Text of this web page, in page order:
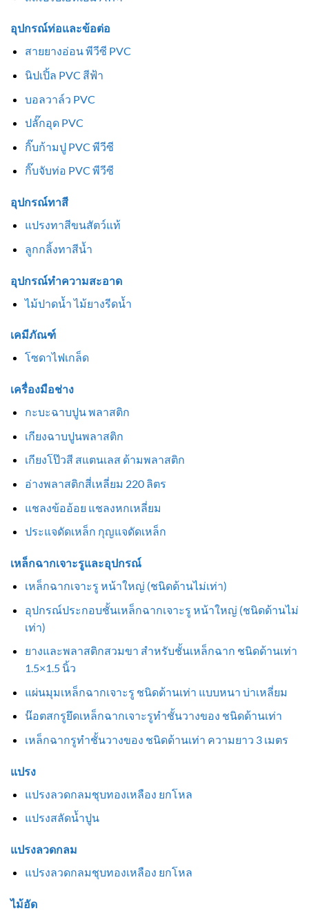
อุปกรณ์ท่อและข้อต่อ
สายยางอ่อน พีวีซี PVC
นิปเปิ้ล PVC สีฟ้า
บอลวาล์ว PVC
ปลั๊กอุด PVC
กิ๊บก้ามปู PVC พีวีซี
กิ๊บจับท่อ PVC พีวีซี
อุปกรณ์ทาสี
แปรงทาสีขนสัตว์แท้
ลูกกลิ้งทาสีน้ำ
อุปกรณ์ทำความสะอาด
ไม้ปาดน้ำ ไม้ยางรีดน้ำ
เคมีภัณฑ์
โซดาไฟเกล็ด
เครื่องมือช่าง
กะบะฉาบปูน พลาสติก
เกียงฉาบปูนพลาสติก
เกียงโป๊วสี สแตนเลส ด้ามพลาสติก
อ่างพลาสติกสี่เหลี่ยม 220 ลิตร
แชลงข้ออ้อย แชลงหกเหลี่ยม
ประแจดัดเหล็ก กุญแจดัดเหล็ก
เหล็กฉากเจาะรูและอุปกรณ์
เหล็กฉากเจาะรู หน้าใหญ่ (ชนิดด้านไม่เท่า)
อุปกรณ์ประกอบชั้นเหล็กฉากเจาะรู หน้าใหญ่ (ชนิดด้านไม่
เท่า)
ยางและพลาสติกสวมขา สำหรับชั้นเหล็กฉาก ชนิดด้านเท่า
1.5×1.5 นิ้ว
แผ่นมุมเหล็กฉากเจาะรู ชนิดด้านเท่า แบบหนา บ่าเหลี่ยม
น๊อตสกรูยึดเหล็กฉากเจาะรูทำชั้นวางของ ชนิดด้านเท่า
เหล็กฉากรูทำชั้นวางของ ชนิดด้านเท่า ความยาว 3 เมตร
แปรง
แปรงลวดกลมชุบทองเหลือง ยกโหล
แปรงสลัดน้ำปูน
แปรงลวดกลม
แปรงลวดกลมชุบทองเหลือง ยกโหล
ไม้อัด